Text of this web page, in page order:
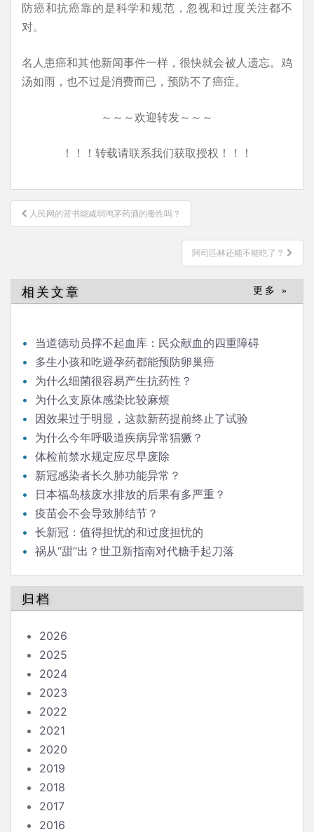
防癌和抗癌靠的是科学和规范，忽视和过度关注都不
对。
名人患癌和其他新闻事件一样，很快就会被人遗忘。鸡
汤如雨，也不过是消费而已，预防不了癌症。
～～～欢迎转发～～～
！！！转载请联系我们获取授权！！！
文
章
人民网的背书能减弱鸿茅药酒的毒性吗？
阿司匹林还能不能吃了？
相关文章 更多 »
当道德动员撑不起血库：民众献血的四重障碍
多生小孩和吃避孕药都能预防卵巢癌
为什么细菌很容易产生抗药性？
为什么支原体感染比较麻烦
因效果过于明显，这款新药提前终止了试验
为什么今年呼吸道疾病异常猖獗？
体检前禁水规定应尽早废除
新冠感染者长久肺功能异常？
日本福岛核废水排放的后果有多严重？
疫苗会不会导致肺结节？
长新冠：值得担忧的和过度担忧的
祸从“甜”出？世卫新指南对代糖手起刀落
归档
2026
2025
2024
2023
2022
2021
2020
2019
2018
2017
2016